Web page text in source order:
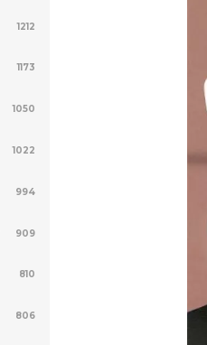
1212
1173
1050
1022
994
909
810
806